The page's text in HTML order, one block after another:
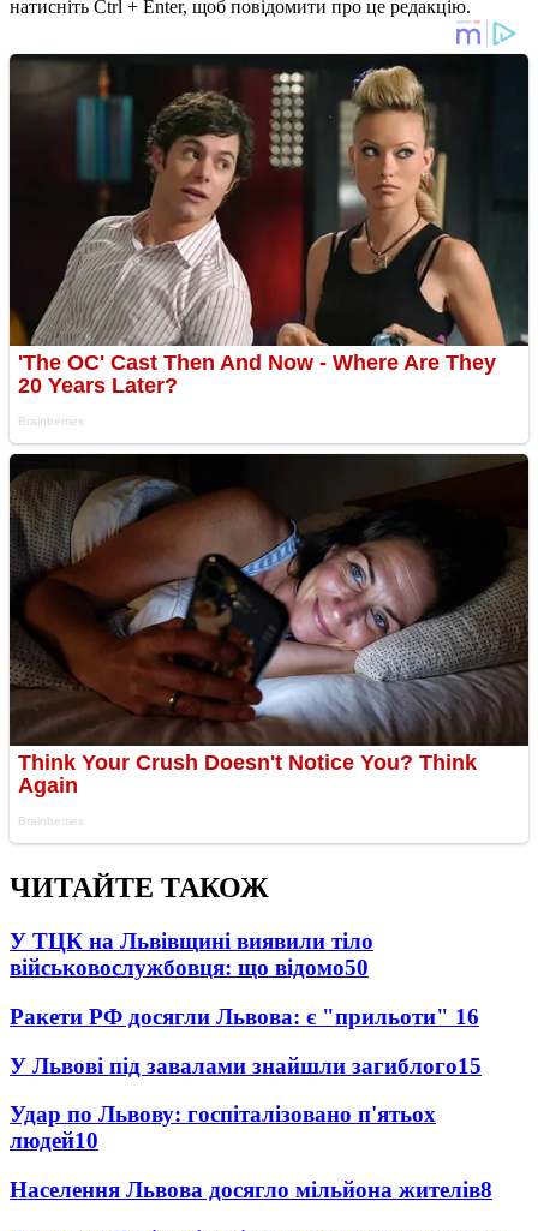
натисніть Ctrl + Enter, щоб повідомити про це редакцію.
ЧИТАЙТЕ ТАКОЖ
У ТЦК на Львівщині виявили тіло
військовослужбовця: що відомо50
Ракети РФ досягли Львова: є "прильоти" 16
У Львові під завалами знайшли загиблого15
Удар по Львову: госпіталізовано п'ятьох
людей10
Населення Львова досягло мільйона жителів8